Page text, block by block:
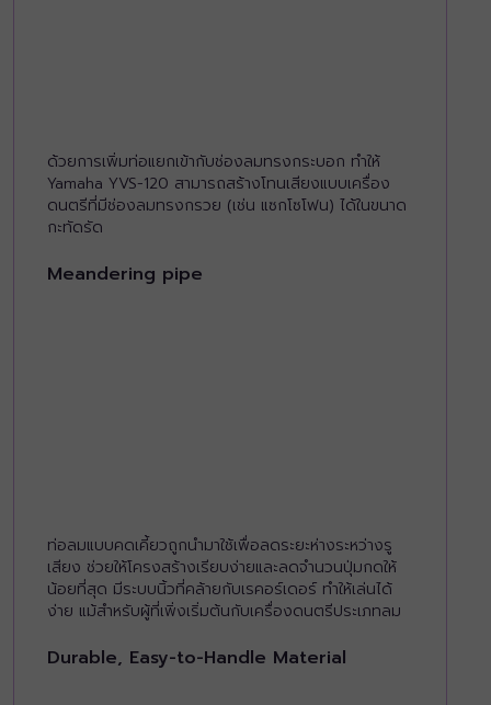
ด้วยการเพิ่มท่อแยกเข้ากับช่องลมทรงกระบอก ทำให้
Yamaha YVS-120 สามารถสร้างโทนเสียงแบบเครื่อง
ดนตรีที่มีช่องลมทรงกรวย (เช่น แซกโซโฟน) ได้ในขนาด
กะทัดรัด
Meandering pipe
ท่อลมแบบคดเคี้ยวถูกนำมาใช้เพื่อลดระยะห่างระหว่างรู
เสียง ช่วยให้โครงสร้างเรียบง่ายและลดจำนวนปุ่มกดให้
น้อยที่สุด มีระบบนิ้วที่คล้ายกับเรคอร์เดอร์ ทำให้เล่นได้
ง่าย แม้สำหรับผู้ที่เพิ่งเริ่มต้นกับเครื่องดนตรีประเภทลม
Durable, Easy-to-Handle Material